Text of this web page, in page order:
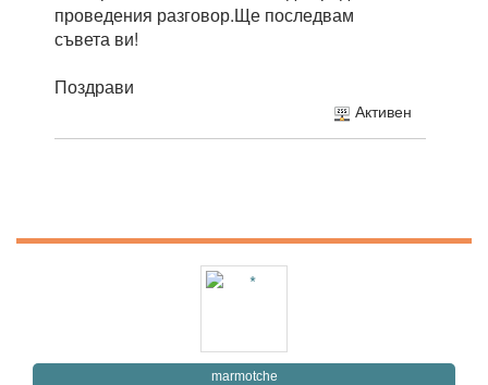
проведения разговор.Ще последвам
съвета ви!
Поздрави
Активен
marmotche